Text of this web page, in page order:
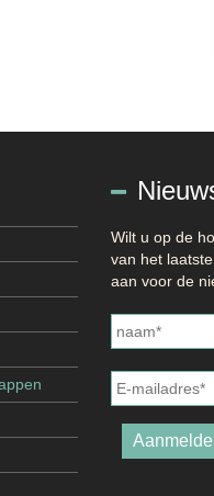
Wilt u op de
van het
aan voor de